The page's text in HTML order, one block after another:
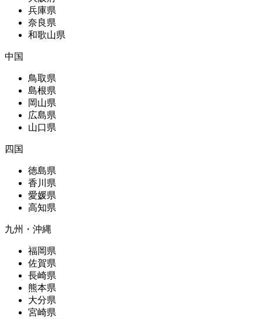
兵庫県
奈良県
和歌山県
中国
鳥取県
島根県
岡山県
広島県
山口県
四国
徳島県
香川県
愛媛県
高知県
九州・沖縄
福岡県
佐賀県
長崎県
熊本県
大分県
宮崎県